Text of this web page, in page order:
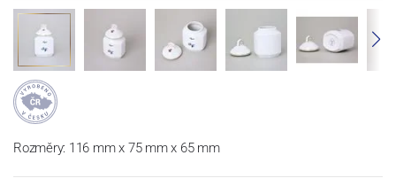
Rozměry: 116 mm x 75 mm x 65 mm